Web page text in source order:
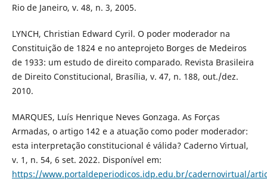
Rio de Janeiro, v. 48, n. 3, 2005.
LYNCH, Christian Edward Cyril. O poder moderador na
Constituição de 1824 e no anteprojeto Borges de Medeiros
de 1933: um estudo de direito comparado. Revista Brasileira
de Direito Constitucional, Brasília, v. 47, n. 188, out./dez.
2010.
MARQUES, Luís Henrique Neves Gonzaga. As Forças
Armadas, o artigo 142 e a atuação como poder moderador:
esta interpretação constitucional é válida? Caderno Virtual,
v. 1, n. 54, 6 set. 2022. Disponível em:
https://www.portaldeperiodicos.idp.edu.br/cadernovirtual/